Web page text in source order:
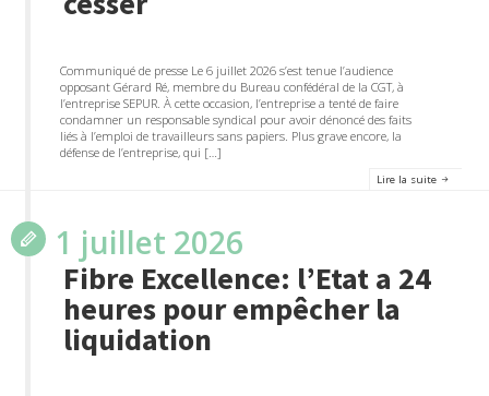
Communiqué de presse Le 6 juillet 2026 s’est tenue l’audience
opposant Gérard Ré, membre du Bureau confédéral de la CGT, à
l’entreprise SEPUR. À cette occasion, l’entreprise a tenté de faire
condamner un responsable syndical pour avoir dénoncé des faits
liés à l’emploi de travailleurs sans papiers. Plus grave encore, la
défense de l’entreprise, qui […]
Lire la suite
1 juillet 2026
Fibre Excellence: l’Etat a 24
heures pour empêcher la
liquidation